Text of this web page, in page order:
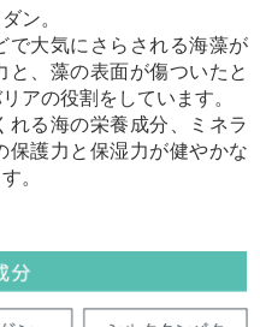
ン。
で大気にさらされる海藻が
、藻の表面が傷ついたと
アの役割をしています。
れる海の栄養成分、ミネラ
保護力と保湿力が健やかな
。